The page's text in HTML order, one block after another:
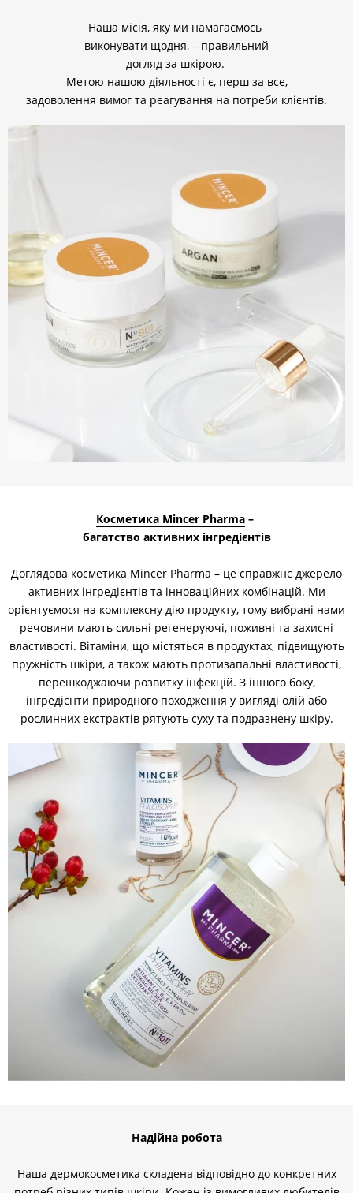
Наша місія, яку ми намагаємось
виконувати щодня, – правильний
догляд за шкірою.
Метою нашою діяльності є, перш за все,
задоволення вимог та реагування на потреби клієнтів.
Косметика Mincer Pharma –
багатство активних інгредієнтів
Доглядова косметика Mincer Pharma – це справжнє джерело
активних інгредієнтів та інноваційних комбінацій. Ми
орієнтуємося на комплексну дію продукту, тому вибрані нами
речовини мають сильні регенеруючі, поживні та захисні
властивості. Вітаміни, що містяться в продуктах, підвищують
пружність шкіри, а також мають протизапальні властивості,
перешкоджаючи розвитку інфекцій. З іншого боку,
інгредієнти природного походження у вигляді олій або
рослинних екстрактів рятують суху та подразнену шкіру.
Надійна робота
Наша дермокосметика складена відповідно до конкретних